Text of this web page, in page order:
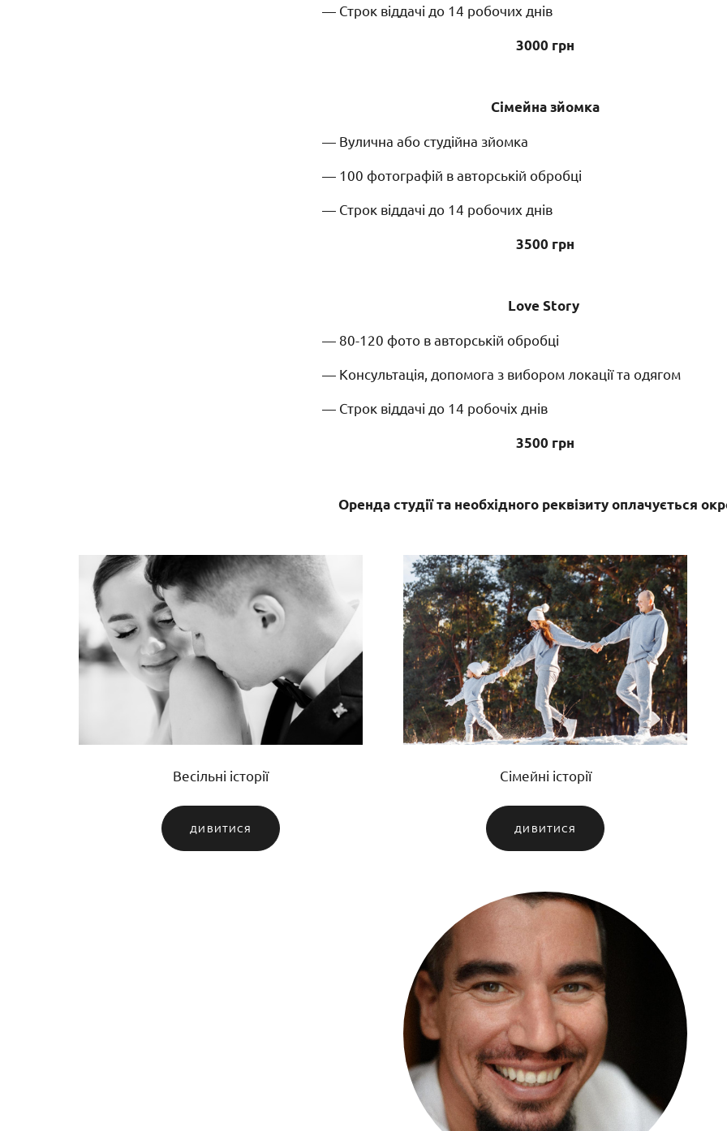
— Строк віддачі до 14 робочих днів
3000 грн
Сімейна зйомка
— Вулична або студійна зйомка
— 100 фотографій в авторській обробці
— Строк віддачі до 14 робочих днів
3500 грн
Love Story
— 80-120 фото в авторській обробці
— Консультація, допомога з вибором локації та одягом
— Строк віддачі до 14 робочіх днів
3500 грн
Оренда студії та необхідного реквізиту оплачується
Весільні історії
ДИВИТИСЯ
Сімейні історії
ДИВИТИСЯ